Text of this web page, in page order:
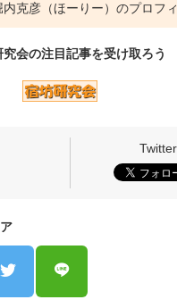
克彦（ほーりー）のプロフ
究会の注目記事を受け取ろう